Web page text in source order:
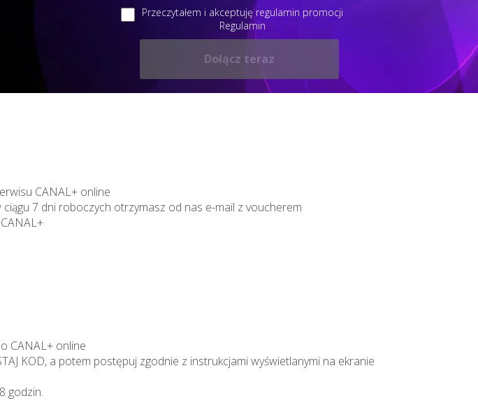
Przeczytałem i akceptuję regulamin promocji
Regulamin
Dołącz teraz
CANAL+ online
7 dni roboczych otrzymasz od nas e-mail z voucherem
CANAL+ online
KOD, a potem postępuj zgodnie z instrukcjami wyświetlanymi na ekranie
godzin.